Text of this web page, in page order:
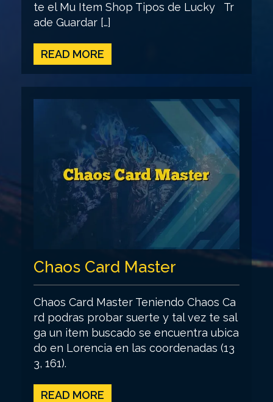
te el Mu Item Shop Tipos de Lucky Tr
ade Guardar […]
READ MORE
Chaos Card Master
Chaos Card Master Teniendo Chaos Ca
rd podras probar suerte y tal vez te sal
ga un item buscado se encuentra ubica
do en Lorencia en las coordenadas (13
3, 161).
READ MORE